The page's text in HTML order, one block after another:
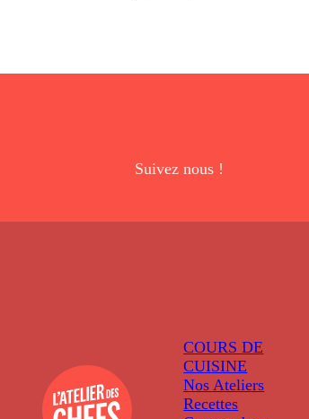
Suivez nous !
COURS DE
CUISINE
Nos Ateliers
Recettes